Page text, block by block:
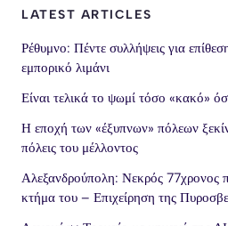
LATEST ARTICLES
Ρέθυμνο: Πέντε συλλήψεις για
εμπορικό λιμάνι
Είναι τελικά το ψωμί τόσο «κακό»
Η εποχή των «έξυπνων» πόλεων
πόλεις του μέλλοντος
Αλεξανδρούπολη: Νεκρός 77χρονος
κτήμα του – Επιχείρηση της